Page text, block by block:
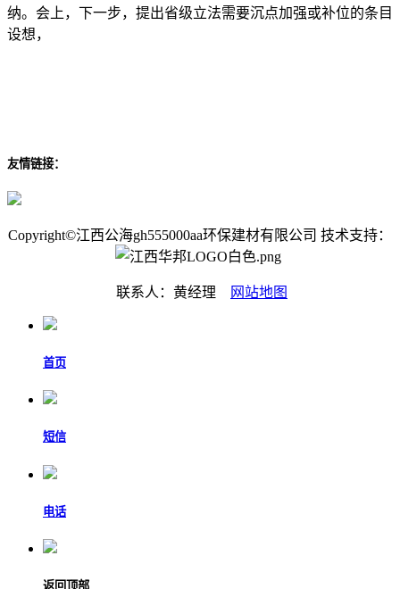
纳。会上，下一步，提出省级立法需要沉点加强或补位的条目
设想，
友情链接：
Copyright©江西公海gh555000aa环保建材有限公司 技术支持：
联系人：黄经理 网站地图
首页
短信
电话
返回顶部